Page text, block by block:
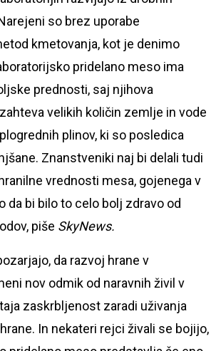
so brez uporabe
kmetovanja, kot je denimo
pridelano meso ima
prednosti, saj njihova
velikih količin zemlje in vode
plinov, ki so posledica
Znanstveniki naj bi delali tudi
vrednosti mesa, gojenega v
da bi bilo to celo bolj zdravo od
piše SkyNews.
da razvoj hrane v
nov odmik od naravnih živil v
zaskrbljenost zaradi uživanja
In nekateri rejci živali se bojijo,